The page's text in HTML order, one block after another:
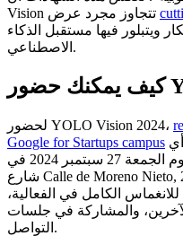
ويتبلور فيها مستقبل الذكاء
الاصطناعي.
لحضور YOLO Vision 2024،
Google for Startups campus
مكان في العالم. ستُعقد الفعالية يوم الجمعة 27 سبتمبر 2024 في
شارع Calle de Moreno Nieto, 2, Arganzuela, 28005 مدريد، إسبانيا.
الكامل في الفعالية،
والمشاركة في جلسات
التواصل.